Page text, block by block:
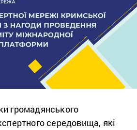
громадянського
середовища, які